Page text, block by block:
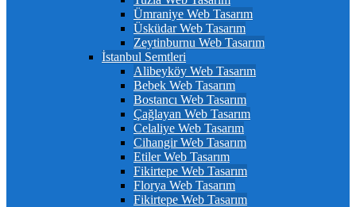
Ümraniye Web Tasarım
Üsküdar Web Tasarım
Zeytinburnu Web Tasarım
İstanbul Semtleri
Alibeyköy Web Tasarım
Bebek Web Tasarım
Bostancı Web Tasarım
Çağlayan Web Tasarım
Celaliye Web Tasarım
Cihangir Web Tasarım
Etiler Web Tasarım
Fikirtepe Web Tasarım
Florya Web Tasarım
Fikirtepe Web Tasarım